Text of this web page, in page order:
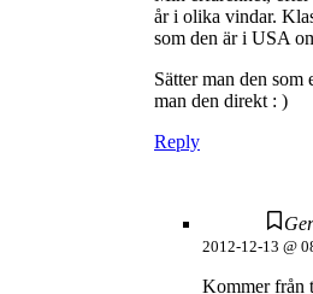
år i olika vindar.
som den är i USA
Sätter man den som
man den direkt : )
Reply
2012-12-13 @
Kommer från